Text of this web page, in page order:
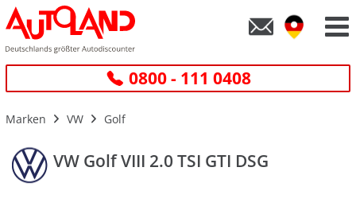
0800 - 111 0408
Marken VW Golf
VW Golf VIII 2.0 TSI GTI DSG